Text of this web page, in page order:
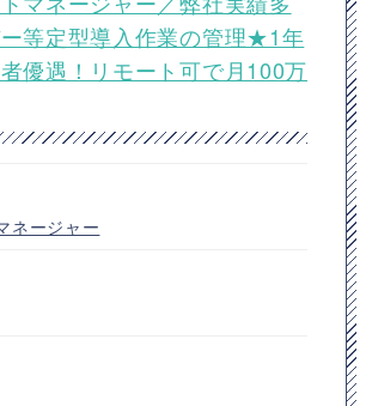
等定型導入作業の管理★1年
優遇！リモート可で月100万
ネージャー